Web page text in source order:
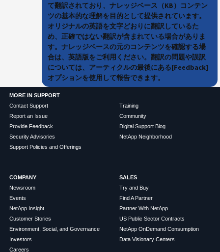
て翻訳されており、ナレッジベース（KB）コンテン
ツの基本的な理解を目的として提供されています。
オリジナルの英語を文字どおりに翻訳しているた
め、正確ではない翻訳が含まれている場合がありま
す。ナレッジベースの元のコンテンツを確認する場
合は、英語版をご利用ください。翻訳の問題や誤訳
については、アーティクルの最後にある[Feedback]
オプションを使用して報告できます。
MORE IN SUPPORT
Contact Support
Report an Issue
Provide Feedback
Security Advisories
Support Policies and Offerings
Training
Community
Digital Support Blog
NetApp Neighborhood
COMPANY
Newsroom
Events
NetApp Insight
Customer Stories
Environment, Social, and Governance
Investors
Careers
SALES
Try and Buy
Find A Partner
Partner With NetApp
US Public Sector Contracts
NetApp OnDemand Consumption
Data Visionary Centers